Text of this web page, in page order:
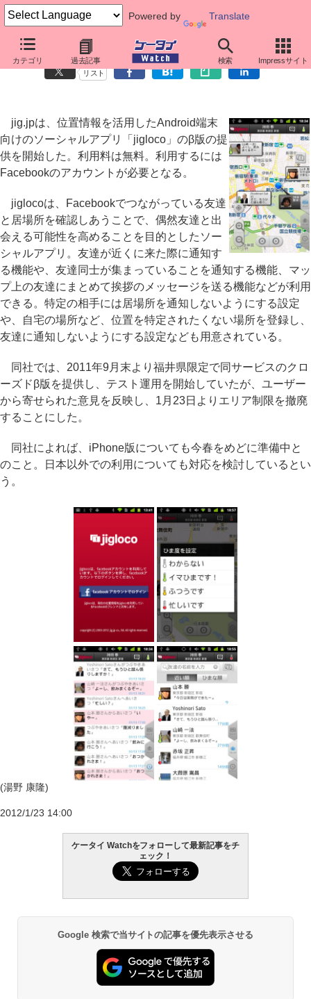
Powered by Translate
カテゴリ 過去記事 検索 Impressサイト
友達との偶然の出会いを演出するAndroidアプリ「jigloco」
リスト
jig.jpは、位置情報を活用したAndroid端末
向けのソーシャルアプリ「jigloco」のβ版の提
供を開始した。利用料は無料。利用するには
Facebookのアカウントが必要となる。
jiglocoは、Facebookでつながっている友達
と居場所を確認しあうことで、偶然友達と出
会える可能性を高めることを目的としたソー
シャルアプリ。友達が近くに来た際に通知す
る機能や、友達同士が集まっていることを通知する機能、マッ
プ上の友達にまとめて挨拶のメッセージを送る機能などが利用
できる。特定の相手には居場所を通知しないようにする設定
や、自宅の場所など、位置を特定されたくない場所を登録し、
友達に通知しないようにする設定なども用意されている。
同社では、2011年9月末より福井県限定で同サービスのクロ
ーズドβ版を提供し、テスト運用を開始していたが、ユーザー
から寄せられた意見を反映し、1月23日よりエリア制限を撤廃
することにした。
同社によれば、iPhone版についても今春をめどに準備中と
のこと。日本以外での利用についても対応を検討しているとい
う。
(湯野 康隆)
2012/1/23 14:00
ケータイ Watchをフォローして最新記事をチ
ェック！
Google 検索で当サイトの記事を優先表示させる